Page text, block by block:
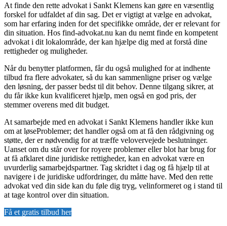
At finde den rette advokat i Sankt Klemens kan gøre en væsentlig
forskel for udfaldet af din sag. Det er vigtigt at vælge en advokat,
som har erfaring inden for det specifikke område, der er relevant for
din situation. Hos find-advokat.nu kan du nemt finde en kompetent
advokat i dit lokalområde, der kan hjælpe dig med at forstå dine
rettigheder og muligheder.
Når du benytter platformen, får du også mulighed for at indhente
tilbud fra flere advokater, så du kan sammenligne priser og vælge
den løsning, der passer bedst til dit behov. Denne tilgang sikrer, at
du får ikke kun kvalificeret hjælp, men også en god pris, der
stemmer overens med dit budget.
At samarbejde med en advokat i Sankt Klemens handler ikke kun
om at løseProblemer; det handler også om at få den rådgivning og
støtte, der er nødvendig for at træffe velovervejede beslutninger.
Uanset om du står over for royere problemer eller blot har brug for
at få afklaret dine juridiske rettigheder, kan en advokat være en
uvurderlig samarbejdspartner. Tag skridtet i dag og få hjælp til at
navigere i de juridiske udfordringer, du måtte have. Med den rette
advokat ved din side kan du føle dig tryg, velinformeret og i stand til
at tage kontrol over din situation.
Få et gratis tilbud her